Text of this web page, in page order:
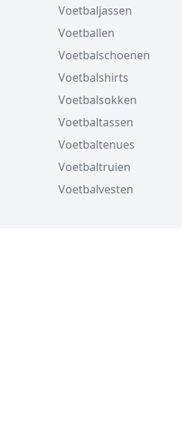
Voetbaljassen
Voetballen
Voetbalschoenen
Voetbalshirts
Voetbalsokken
Voetbaltassen
Voetbaltenues
Voetbaltruien
Voetbalvesten